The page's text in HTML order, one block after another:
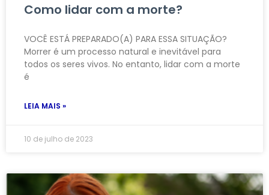
Como lidar com a morte?
VOCÊ ESTÁ PREPARADO(A) PARA ESSA SITUAÇÃO?
Morrer é um processo natural e inevitável para
todos os seres vivos. No entanto, lidar com a morte
é
LEIA MAIS »
10 de julho de 2023